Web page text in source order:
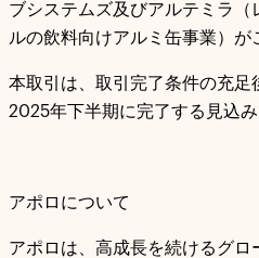
ブシステムズ及びアルテミラ
ルの飲料向けアルミ缶事業）が
本取引は、取引完了条件の充足
2025年下半期に完了する見込み
アポロについて
アポロは、高成長を続けるグ